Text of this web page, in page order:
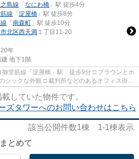
島線 「 なにわ橋 」駅 徒歩4分
線 「 淀屋橋 」駅 徒歩8分
「 南森町 」駅 徒歩10分
北区西天満 １丁目11-20
年
地下1階
淀屋橋」駅 徒歩9分 □ ブラウンとホ
などのあるオフィス街に
していた物件です。
ズタワーへのお問い合わせはこちら
該当公開件数1棟 1-1棟表示
とめて